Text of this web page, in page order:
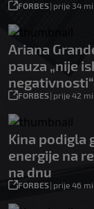
FORBES| prije 34
Ariana
pauza „nije
negativnosti“
FORBES| prije 42
Kina podigla
energije na
na dnu
FORBES| prije 46